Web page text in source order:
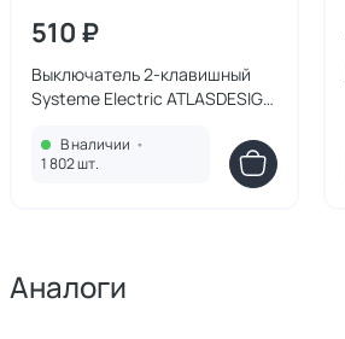
510 ₽
Выключатель 2-клавишный
Systeme Electric ATLASDESIGN
В наличии •
1 802 шт.
Аналоги